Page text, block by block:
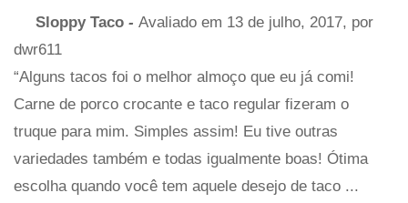
Sloppy Taco - Avaliado em 13 de julho, 2017, por
dwr611
“Alguns tacos foi o melhor almoço que eu já comi!
Carne de porco crocante e taco regular fizeram o
truque para mim. Simples assim! Eu tive outras
variedades também e todas igualmente boas! Ótima
escolha quando você tem aquele desejo de taco ...